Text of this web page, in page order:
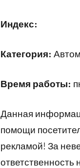
Индекс:
Категория:
Время работы:
Данная
помощи
рекламой! За
ответственность